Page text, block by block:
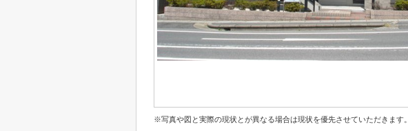
※写真や図と実際の現状とが異なる場合は現状を優先させていただきます。